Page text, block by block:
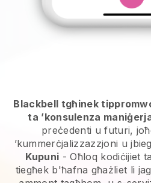
Blackbell tgħinek
ta ’konsulenza
preċedenti u futuri,
’kummerċjalizzazzjoni u
Kupuni - Oħloq kodiċijiet
tiegħek b'ħafna għażliet li